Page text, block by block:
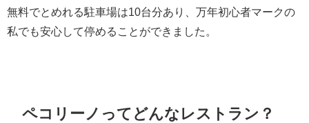
無料でとめれる駐車場は10台分あり、万年初心者マークの
私でも安心して停めることができました。
ペコリーノってどんなレストラン？